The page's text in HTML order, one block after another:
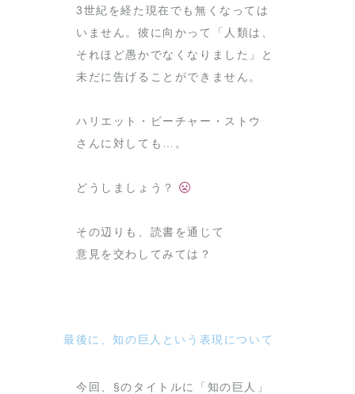
3世紀を経た現在でも無くなっては
いません。彼に向かって「人類は、
それほど愚かでなくなりました」と
未だに告げることができません。
ハリエット・ビーチャー・ストウ
さんに対しても…。
どうしましょう？
その辺りも、読書を通じて
意見を交わしてみては？
最後に、知の巨人という表現について
今回、§のタイトルに「知の巨人」